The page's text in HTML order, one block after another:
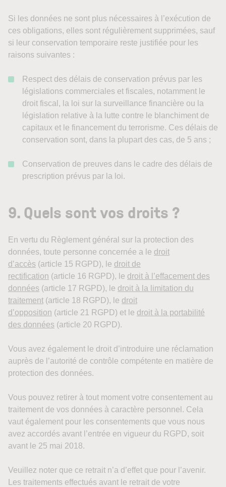
Si les données ne sont plus nécessaires à l’exécution de
ces obligations, elles sont régulièrement supprimées, sauf
si leur conservation temporaire reste justifiée pour les
raisons suivantes :
Respect des délais de conservation prévus par les
législations commerciales et fiscales, notamment le
droit fiscal, la loi sur la surveillance financière ou la
législation relative à la lutte contre le blanchiment de
capitaux et le financement du terrorisme. Ces délais de
conservation sont, dans la plupart des cas, de 5 ans ;
Conservation de preuves dans le cadre des délais de
prescription prévus par la loi.
9. Quels sont vos droits ?
En vertu du Règlement général sur la protection des
données, toute personne concernée a le droit
d’accès (article 15 RGPD), le droit de
rectification (article 16 RGPD), le droit à l’effacement des
données (article 17 RGPD), le droit à la limitation du
traitement (article 18 RGPD), le droit
d’opposition (article 21 RGPD) et le droit à la portabilité
des données (article 20 RGPD).
Vous avez également le droit d’introduire une réclamation
auprès de l’autorité de contrôle compétente en matière de
protection des données.
Vous pouvez retirer à tout moment votre consentement au
traitement de vos données à caractère personnel. Cela
vaut également pour les consentements que vous nous
avez accordés avant l’entrée en vigueur du RGPD, soit
avant le 25 mai 2018.
Veuillez noter que ce retrait n’a d’effet que pour l’avenir.
Les traitements effectués avant le retrait de votre